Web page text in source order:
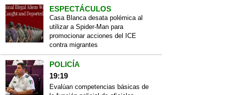
ESPECTÁCULOS
Casa Blanca desata polémica al
utilizar a Spider-Man para
promocionar acciones del ICE
contra migrantes
POLICÍA
19:19
Evalúan competencias básicas de